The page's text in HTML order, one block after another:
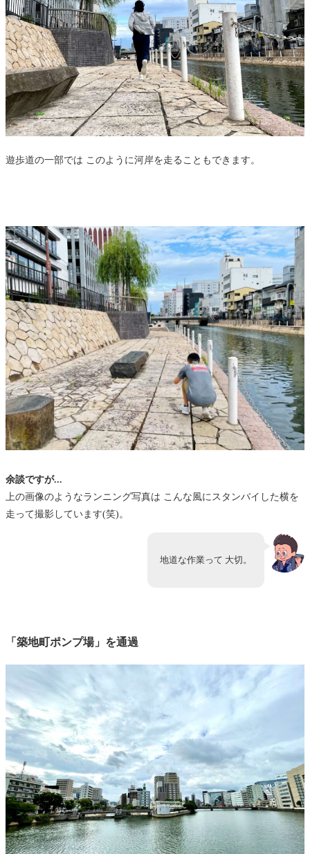
遊歩道の一部では このように河岸を走ることもできます。
余談ですが...
上の画像のようなランニング写真は こんな風にスタンバイした横を
走って撮影しています(笑)。
地道な作業って 大切。
「築地町ポンプ場」を通過